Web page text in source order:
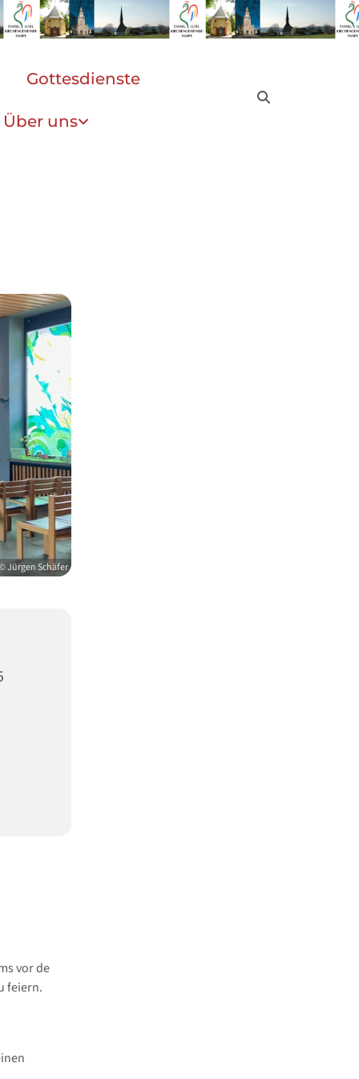
Gottesdienste
Über uns
Jürgen Schäfer
vor de
feiern.